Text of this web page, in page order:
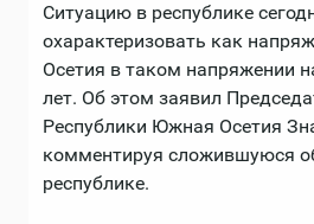
Ситуацию в республике
охарактеризовать как
Осетия в таком напряжении
лет. Об этом заявил
Республики Южная Осетия
комментируя сложившуюся
республике.